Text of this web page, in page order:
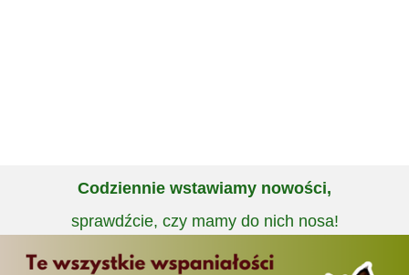
Codziennie wstawiamy nowości,
sprawdźcie, czy mamy do nich nosa!